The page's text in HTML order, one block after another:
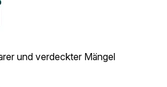
und verdeckter Mängel